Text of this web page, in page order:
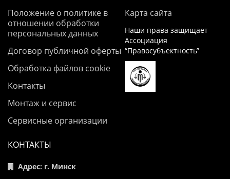
Положение о политике в
отношении обработки
персональных данных
Договор публичной оферты
Обработка файлов cookie
Контакты
Монтаж и сервис
Сервисные организации
Карта сайта
Наши права защищает
Ассоциация
“Правосубъектность”
КОНТАКТЫ
Адрес: г. Минск